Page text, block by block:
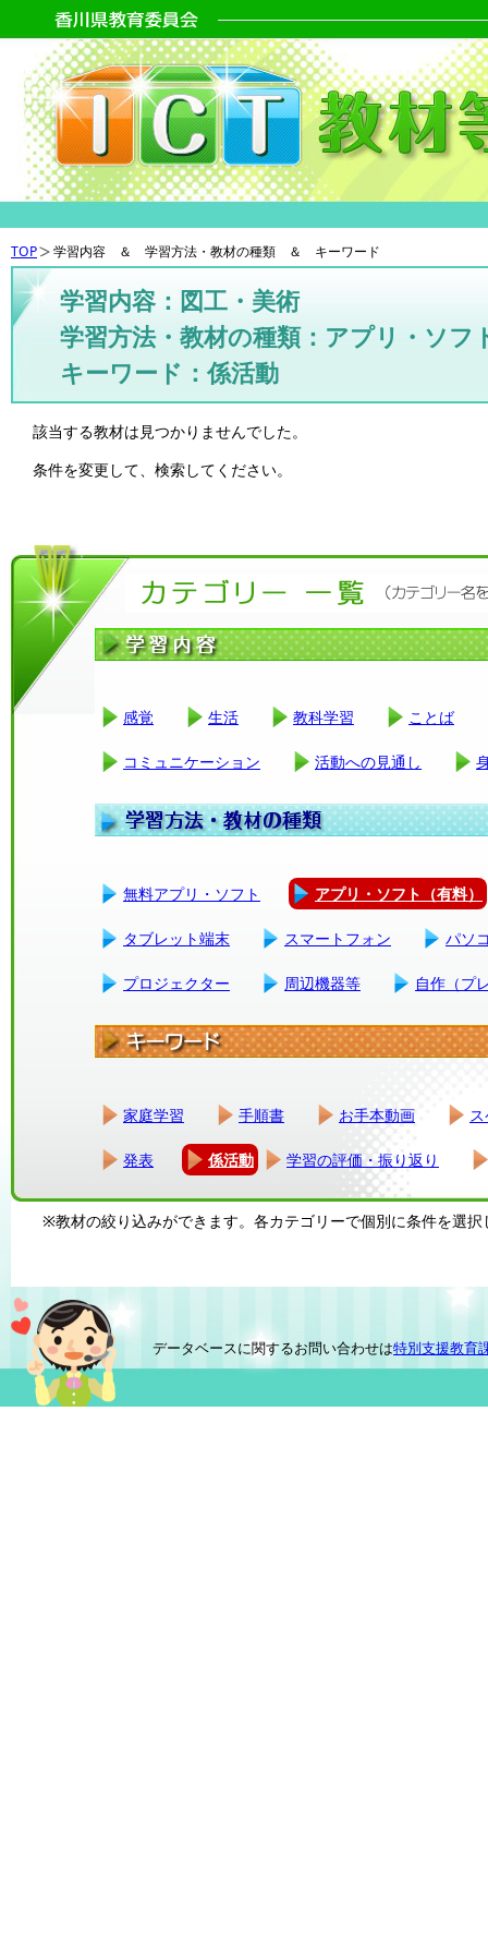
TOP 学習内容 ＆ 学習方法・教材の種類 ＆ キーワード
学習内容：図工・美術
学習方法・教材の種類：アプリ・ソフ
キーワード：係活動
該当する教材は見つかりませんでした。
条件を変更して、検索してください。
感覚 生活 教科学習 ことば
コミュニケーション 活動への見通し
無料アプリ・ソフト アプリ・ソフト（有料）
タブレット端末 スマートフォン パソ
プロジェクター 周辺機器等 自作（プ
家庭学習 手順書 お手本動画
発表 係活動 学習の評価・振り返り
※教材の絞り込みができます。各カテゴリーで個別に条件を選択
データベースに関するお問い合わせは特別支援教育